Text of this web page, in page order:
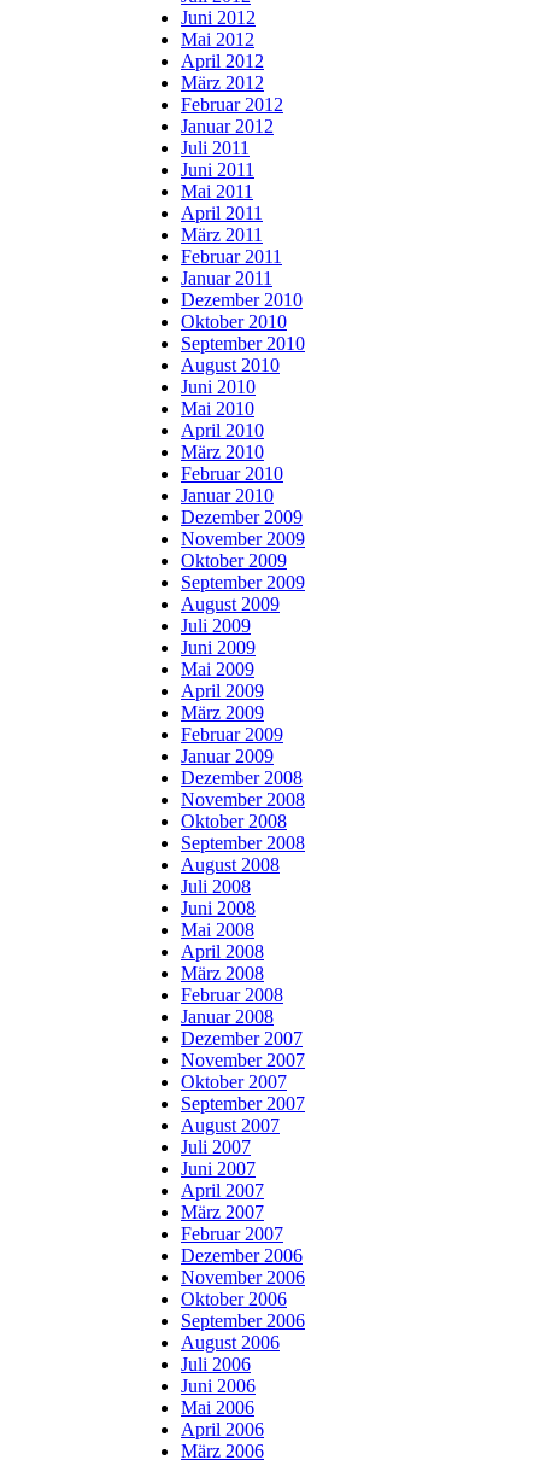
Juni 2012
Mai 2012
April 2012
März 2012
Februar 2012
Januar 2012
Juli 2011
Juni 2011
Mai 2011
April 2011
März 2011
Februar 2011
Januar 2011
Dezember 2010
Oktober 2010
September 2010
August 2010
Juni 2010
Mai 2010
April 2010
März 2010
Februar 2010
Januar 2010
Dezember 2009
November 2009
Oktober 2009
September 2009
August 2009
Juli 2009
Juni 2009
Mai 2009
April 2009
März 2009
Februar 2009
Januar 2009
Dezember 2008
November 2008
Oktober 2008
September 2008
August 2008
Juli 2008
Juni 2008
Mai 2008
April 2008
März 2008
Februar 2008
Januar 2008
Dezember 2007
November 2007
Oktober 2007
September 2007
August 2007
Juli 2007
Juni 2007
April 2007
März 2007
Februar 2007
Dezember 2006
November 2006
Oktober 2006
September 2006
August 2006
Juli 2006
Juni 2006
Mai 2006
April 2006
März 2006